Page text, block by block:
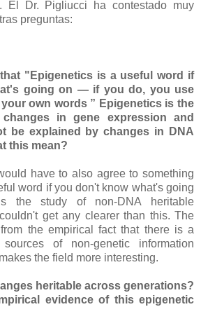
. El Dr. Pigliucci ha contestado muy
preguntas:
"Epigenetics is a useful word if
going on — if you do, you use
own words ” Epigenetics is the
in gene expression and
be explained by changes in DNA
this mean?
have to also agree to something
word if you don't know what's going
the study of non-DNA heritable
get any clearer than this. The
the empirical fact that there is a
of non-genetic information
the field more interesting.
heritable across generations?
evidence of this epigenetic